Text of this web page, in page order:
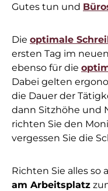
Gutes tun und
Die optimale
ersten Tag im
ebenso für die
Dabei gelten
die Dauer der
dann Sitzhöhe und
richten Sie den
vergessen Sie die
Richten Sie alles so
am Arbeitsplatz